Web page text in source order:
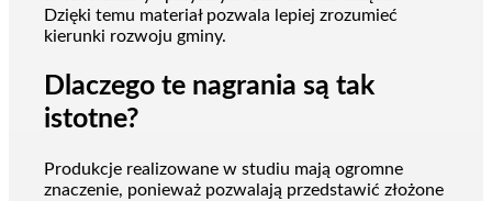
Dzięki temu materiał pozwala lepiej zrozumieć
kierunki rozwoju gminy.
Dlaczego te nagrania są tak
istotne?
Produkcje realizowane w studiu mają ogromne
znaczenie, ponieważ pozwalają przedstawić złożone